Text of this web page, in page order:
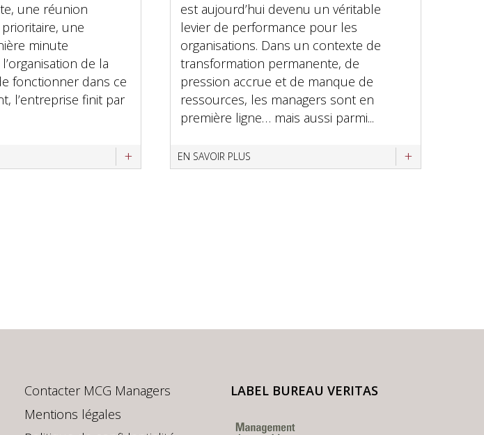
une réunion
une
minute
de la
fonctionner dans ce
l’entreprise finit par
est aujourd’hui devenu un véritable
levier de performance pour les
organisations. Dans un contexte de
transformation permanente, de
pression accrue et de manque de
ressources, les managers sont en
première ligne… mais aussi parmi...
EN SAVOIR PLUS
Contacter MCG Managers
Mentions légales
LABEL BUREAU VERITAS